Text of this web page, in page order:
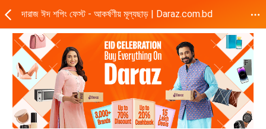
দারাজ ঈদ শপিং ফেস্ট - আকর্ষণীয় মূল্যছাড় | Daraz.com.bd